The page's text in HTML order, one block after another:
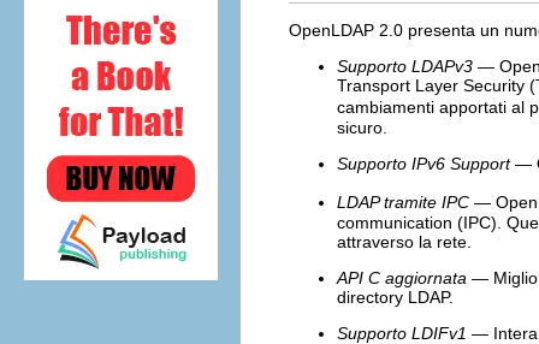
OpenLDAP 2.0 presenta un
Supporto LDAPv3 —
Transport Layer Security
cambiamenti apportati al
sicuro.
Supporto IPv6 Support—
LDAP tramite IPC —
communication (IPC).
attraverso la rete.
API C aggiornata —
directory LDAP.
Supporto LDIFv1 —